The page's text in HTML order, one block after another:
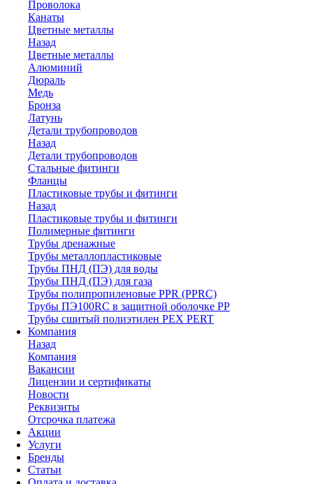
Проволока
Канаты
Цветные металлы
Назад
Цветные металлы
Алюминий
Дюраль
Медь
Бронза
Латунь
Детали трубопроводов
Назад
Детали трубопроводов
Стальные фитинги
Фланцы
Пластиковые трубы и фитинги
Назад
Пластиковые трубы и фитинги
Полимерные фитинги
Трубы дренажные
Трубы металлопластиковые
Трубы ПНД (ПЭ) для воды
Трубы ПНД (ПЭ) для газа
Трубы полипропиленовые PPR (PPRC)
Трубы ПЭ100RC в защитной оболочке PP
Трубы сшитый полиэтилен PEX PERT
Компания
Назад
Компания
Вакансии
Лицензии и сертификаты
Новости
Реквизиты
Отсрочка платежа
Акции
Услуги
Бренды
Статьи